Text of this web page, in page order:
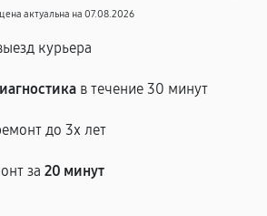
актуальна на 07.08.2026
курьера
в течение 30 минут
до 3х лет
за 20 минут